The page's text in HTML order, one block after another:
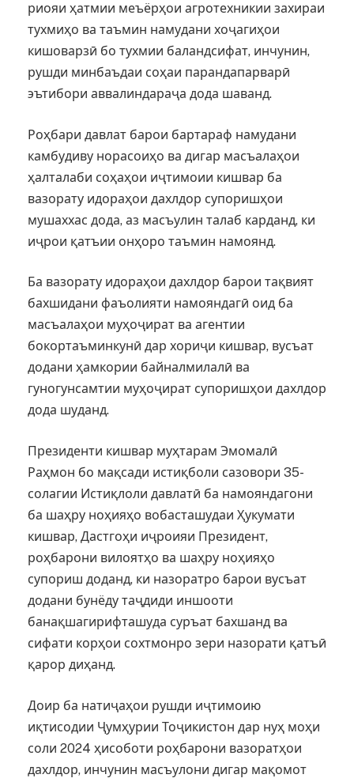
риояи ҳатмии меъёрҳои агротехникии захираи
тухмиҳо ва таъмин намудани хоҷагиҳои
кишоварзӣ бо тухмии баландсифат, инчунин,
рушди минбаъдаи соҳаи парандапарварӣ
эътибори аввалиндараҷа дода шаванд.
Роҳбари давлат барои бартараф намудани
камбудиву норасоиҳо ва дигар масъалаҳои
ҳалталаби соҳаҳои иҷтимоии кишвар ба
вазорату идораҳои дахлдор супоришҳои
мушаххас дода, аз масъулин талаб карданд, ки
иҷрои қатъии онҳоро таъмин намоянд.
Ба вазорату идораҳои дахлдор барои тақвият
бахшидани фаъолияти намояндагӣ оид ба
масъалаҳои муҳоҷират ва агентии
бокортаъминкунӣ дар хориҷи кишвар, вусъат
додани ҳамкории байналмилалӣ ва
гуногунсамтии муҳоҷират супоришҳои дахлдор
дода шуданд.
Президенти кишвар муҳтарам Эмомалӣ
Раҳмон бо мақсади истиқболи сазовори 35-
солагии Истиқлоли давлатӣ ба намояндагони
ба шаҳру ноҳияҳо вобасташудаи Ҳукумати
кишвар, Дастгоҳи иҷроияи Президент,
роҳбарони вилоятҳо ва шаҳру ноҳияҳо
супориш доданд, ки назоратро барои вусъат
додани бунёду таҷдиди иншооти
банақшагирифташуда суръат бахшанд ва
сифати корҳои сохтмонро зери назорати қатъӣ
қарор диҳанд.
Доир ба натиҷаҳои рушди иҷтимоию
иқтисодии Ҷумҳурии Тоҷикистон дар нуҳ моҳи
соли 2024 ҳисоботи роҳбарони вазоратҳои
дахлдор, инчунин масъулони дигар мақомот